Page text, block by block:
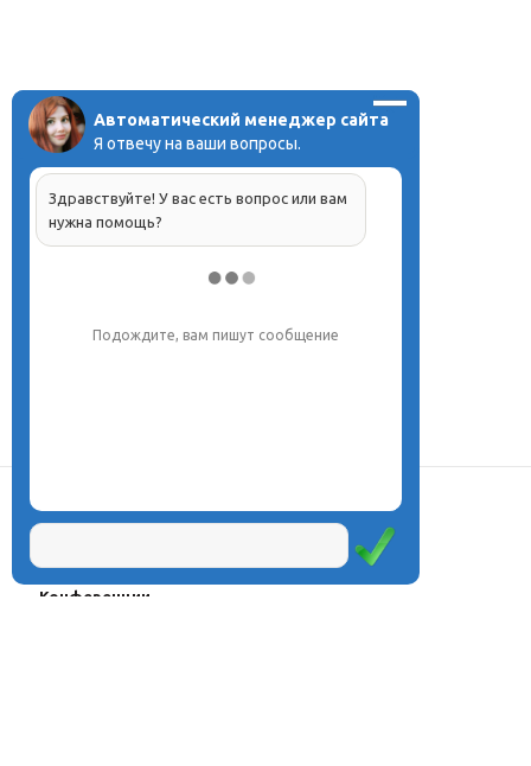
Проекты
Олимпиады
Конферeнции
Автоматический менеджер сайта
Я отвечу на ваши вопросы.
Здравствуйте! У вас есть вопрос или вам
нужна помощь?
Напишите, что вас интересует, и мы вам